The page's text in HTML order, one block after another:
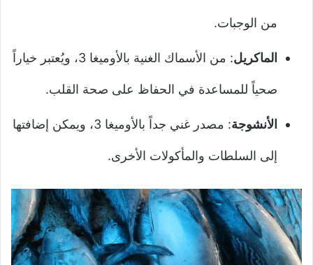
من الوجبات.
الماكريل : من الأسماك الغنية بالأوميغا 3، ويُعتبر خياراً
صحياً للمساعدة في الحفاظ على صحة القلب.
الأنشوجة : مصدر غني جداً بالأوميغا 3، ويمكن إضافتها
إلى السلطات والمأكولات الأخرى.